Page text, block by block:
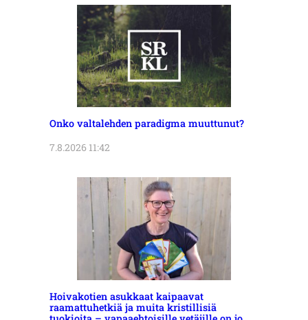
Onko valtalehden paradigma muuttunut?
7.8.2026 11:42
Hoivakotien asukkaat kaipaavat
raamattuhetkiä ja muita kristillisiä